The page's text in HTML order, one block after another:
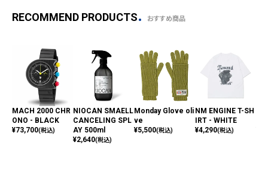
RECOMMEND PRODUCTS おすすめ商品
MACH 2000 CHR
ONO - BLACK
¥73,700(税込)
NIOCAN SMAELL
CANCELING SPL
AY 500ml
¥2,640(税込)
Monday Glove oli
ve
¥5,500(税込)
NM ENGINE T-SH
IRT - WHITE
¥4,290(税込)